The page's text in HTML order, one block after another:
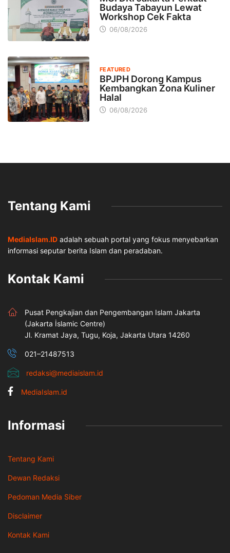
Budaya Tabayun Lewat
Workshop Cek Fakta
06/08/2026
FEATURED
BPJPH Dorong Kampus
Kembangkan Zona Kuliner
Halal
06/08/2026
Tentang Kami
MediaIslam.ID adalah sebuah portal yang fokus menyebarkan
informasi seputar berita Islam dan peradaban.
Kontak Kami
Pusat Pengkajian dan Pengembangan Islam Jakarta
(Jakarta İslamic Centre)
Jl. Kramat Jaya, Tugu, Koja, Jakarta Utara 14260
021–21487513
redaksi@mediaislam.id
MediaIslam.id
Informasi
Tentang Kami
Dewan Redaksi
Pedoman Media Siber
Disclaimer
Kontak Kami